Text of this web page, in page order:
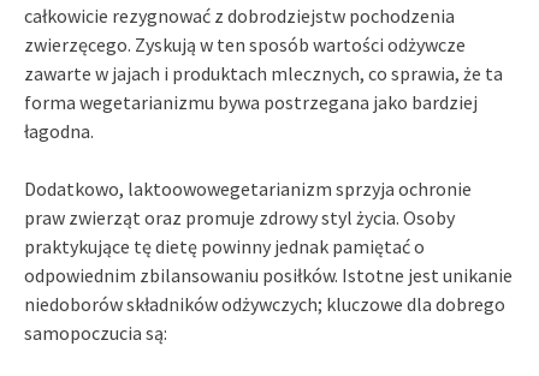
całkowicie rezygnować z dobrodziejstw pochodzenia
zwierzęcego. Zyskują w ten sposób wartości odżywcze
zawarte w jajach i produktach mlecznych, co sprawia, że ta
forma wegetarianizmu bywa postrzegana jako bardziej
łagodna.
Dodatkowo, laktoowowegetarianizm sprzyja ochronie
praw zwierząt oraz promuje zdrowy styl życia. Osoby
praktykujące tę dietę powinny jednak pamiętać o
odpowiednim zbilansowaniu posiłków. Istotne jest unikanie
niedoborów składników odżywczych; kluczowe dla dobrego
samopoczucia są: